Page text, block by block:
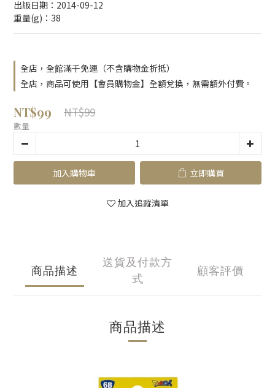
出版日期：2014-09-12
重量(g)：38
全店，全館滿千免運（不含購物金折抵）
全店，商品可使用【會員購物金】全額兌換，無需額外付費。
NT$99 NT$99
數量
加入購物車 立即購買
加入追蹤清單
商品描述
送貨及付款方
式
顧客評價
商品描述